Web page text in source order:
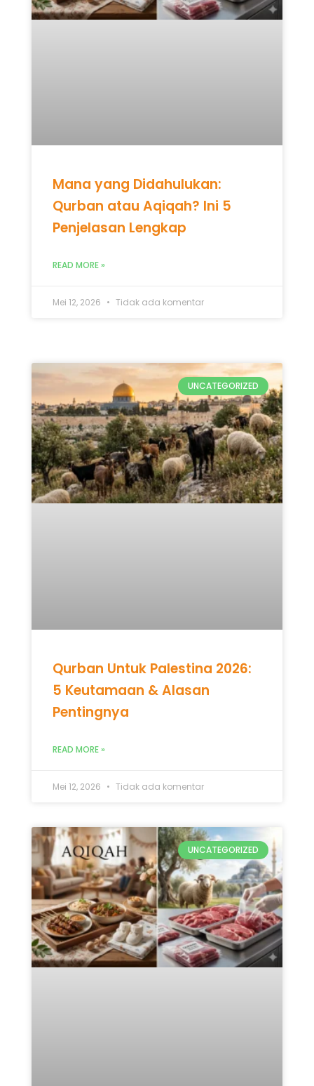
Mana yang Didahulukan:
Qurban atau Aqiqah? Ini 5
Penjelasan Lengkap
READ MORE »
Mei 12, 2026 Tidak ada komentar
UNCATEGORIZED
Qurban Untuk Palestina 2026:
5 Keutamaan & Alasan
Pentingnya
READ MORE »
Mei 12, 2026 Tidak ada komentar
UNCATEGORIZED